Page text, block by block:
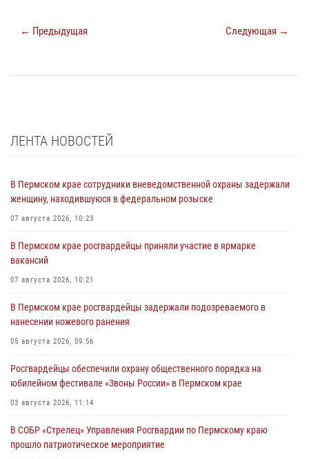
← Предыдущая Следующая →
ЛЕНТА НОВОСТЕЙ
В Пермском крае сотрудники вневедомственной охраны задержали
женщину, находившуюся в федеральном розыске
07 августа 2026, 10:23
В Пермском крае росгвардейцы приняли участие в ярмарке
вакансий
07 августа 2026, 10:21
В Пермском крае росгвардейцы задержали подозреваемого в
нанесении ножевого ранения
05 августа 2026, 09:56
Росгвардейцы обеспечили охрану общественного порядка на
юбилейном фестивале «Звоны России» в Пермском крае
03 августа 2026, 11:14
В СОБР «Стрелец» Управления Росгвардии по Пермскому краю
прошло патриотическое мероприятие